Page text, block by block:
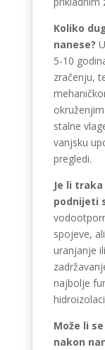
Koliko
nanese?
5-10
zračenju,
stalne
vanjsku
pregledi.
Je li
podnijeti
spojeve,
uranjanje
najbolje
Može li
nakon